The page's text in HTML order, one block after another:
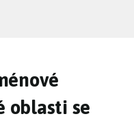
oblasti se